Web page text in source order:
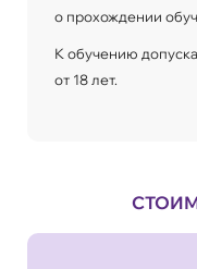
о прохождении
К обучению
от 18 лет.